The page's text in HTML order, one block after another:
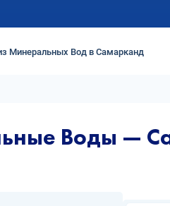
Минеральных Вод в Самарканд
Воды —